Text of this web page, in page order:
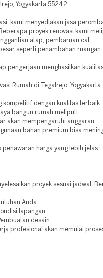
Yogyakarta 55242
kami menyediakan jasa
proyek renovasi kami
atap, pembaruan cat.
seperti penambahan ruangan.
pengerjaan menghasilkan
Rumah di Tegalrejo,
kompetitif dengan kualitas
bangun rumah meliputi:
akan mempengaruhi anggaran.
bahan premium bisa
harga yang lebih jelas.
proyek sesuai jadwal.
Anda.
lapangan.
desain.
profesional akan memulai